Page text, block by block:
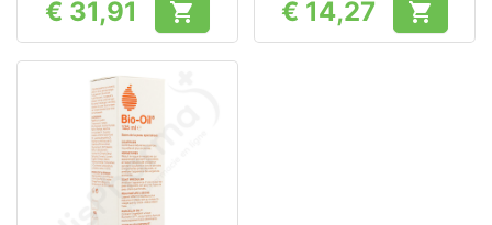
Prijs
€ 31,91  Prijs
€ 14,27 